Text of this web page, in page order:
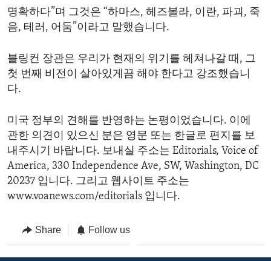
명확하다”며 그것은 “하마스, 헤즈볼라, 이란, 파괴, 죽
음, 테러, 어둠”이라고 말했습니다.
블링컨 장관은 우리가 현재의 위기를 헤쳐나갈 때, 그
첫 번째 비전이 살아있게끔 해야 한다고 강조했습니
다.
미국 정부의 견해를 반영하는 논평이었습니다. 이에
관한 의견이 있으신 분은 영문 또는 한글로 편지를 보
내주시기 바랍니다. 보내실 주소는 Editorials, Voice of
America, 330 Independence Ave, SW, Washington, DC
20237 입니다. 그리고 웹사이트 주소는
www.voanews.com/editorials 입니다.
Share Follow us